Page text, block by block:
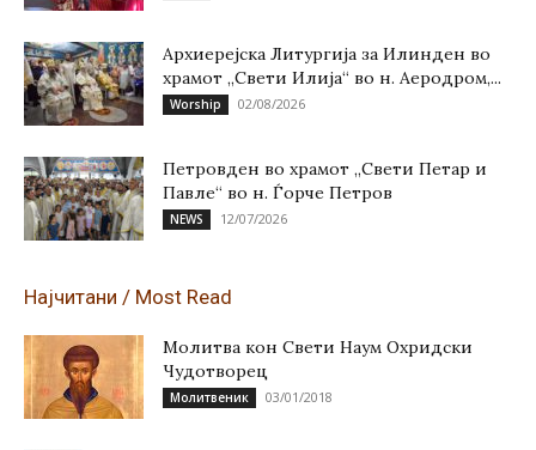
Архиерејска Литургија за Илинден во
храмот „Свети Илија“ во н. Аеродром,...
Worship 02/08/2026
Петровден во храмот „Свети Петар и
Павле“ во н. Ѓорче Петров
NEWS 12/07/2026
Најчитани / Most Read
Молитва кон Свети Наум Охридски
Чудотворец
Молитвеник 03/01/2018